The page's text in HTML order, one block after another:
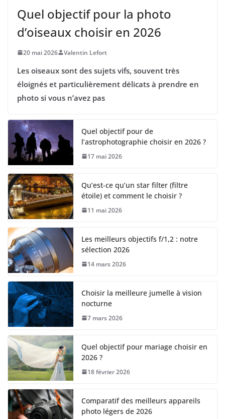
Quel objectif pour la photo
d’oiseaux choisir en 2026
20 mai 2026 Valentin Lefort
Les oiseaux sont des sujets vifs, souvent très
éloignés et particulièrement délicats à prendre en
photo si vous n’avez pas
Quel objectif pour de
l’astrophotographie choisir en 2026 ?
17 mai 2026
Qu’est-ce qu’un star filter (filtre
étoile) et comment le choisir ?
11 mai 2026
Les meilleurs objectifs f/1,2 : notre
sélection 2026
14 mars 2026
Choisir la meilleure jumelle à vision
nocturne
7 mars 2026
Quel objectif pour mariage choisir en
2026 ?
18 février 2026
Comparatif des meilleurs appareils
photo légers de 2026